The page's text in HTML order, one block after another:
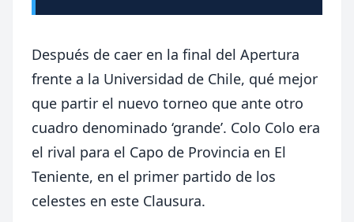
Después de caer en la final del Apertura
frente a la Universidad de Chile, qué mejor
que partir el nuevo torneo que ante otro
cuadro denominado ‘grande’. Colo Colo era
el rival para el Capo de Provincia en El
Teniente, en el primer partido de los
celestes en este Clausura.